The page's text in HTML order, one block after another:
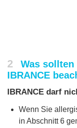
2
Was sollten
IBRANCE
IBRANCE darf
Wenn Sie
in Abschnitt 6